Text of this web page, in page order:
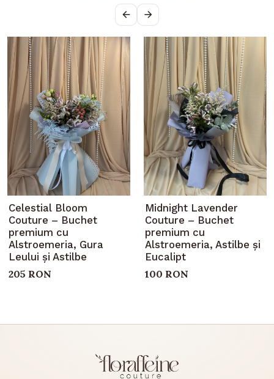
Celestial Bloom
Couture – Buchet
premium cu
Alstroemeria, Gura
Leului și Astilbe
205 RON
Midnight Lavender
Couture – Buchet
premium cu
Alstroemeria, Astilbe și
Eucalipt
100 RON